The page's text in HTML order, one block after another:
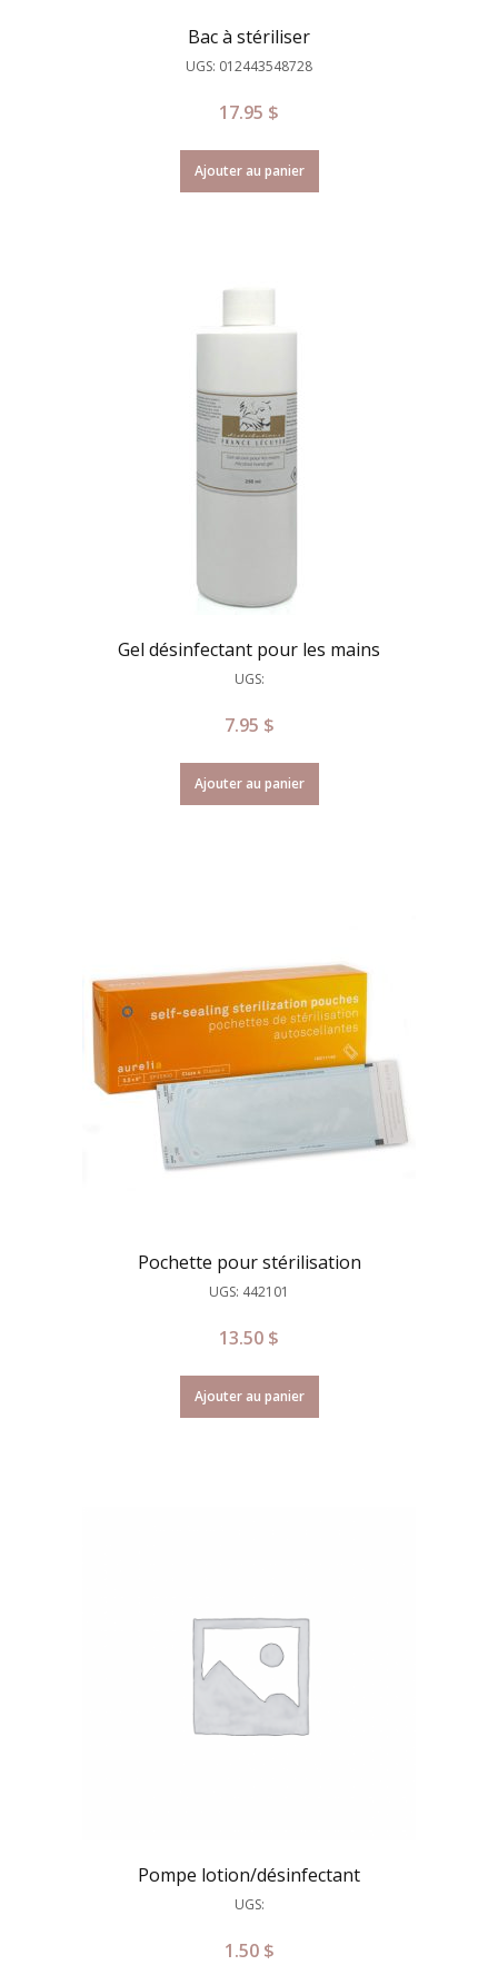
Bac à stériliser
UGS: 012443548728
17.95 $
Ajouter au panier
Gel désinfectant pour les mains
UGS:
7.95 $
Ajouter au panier
Pochette pour stérilisation
UGS: 442101
13.50 $
Ajouter au panier
Pompe lotion/désinfectant
UGS:
1.50 $